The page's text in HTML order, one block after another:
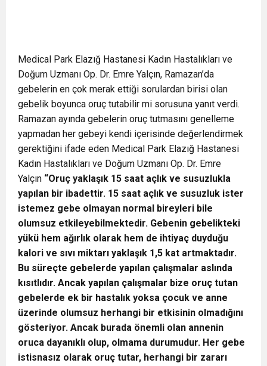
Medical Park Elazığ Hastanesi Kadın Hastalıkları ve
Doğum Uzmanı Op. Dr. Emre Yalçın, Ramazan’da
gebelerin en çok merak ettiği sorulardan birisi olan
gebelik boyunca oruç tutabilir mi sorusuna yanıt verdi.
Ramazan ayında gebelerin oruç tutmasını genelleme
yapmadan her gebeyi kendi içerisinde değerlendirmek
gerektiğini ifade eden Medical Park Elazığ Hastanesi
Kadın Hastalıkları ve Doğum Uzmanı Op. Dr. Emre
Yalçın “Oruç yaklaşık 15 saat açlık ve susuzlukla
yapılan bir ibadettir. 15 saat açlık ve susuzluk ister
istemez gebe olmayan normal bireyleri bile
olumsuz etkileyebilmektedir. Gebenin gebelikteki
yükü hem ağırlık olarak hem de ihtiyaç duyduğu
kalori ve sıvı miktarı yaklaşık 1,5 kat artmaktadır.
Bu süreçte gebelerde yapılan çalışmalar aslında
kısıtlıdır. Ancak yapılan çalışmalar bize oruç tutan
gebelerde ek bir hastalık yoksa çocuk ve anne
üzerinde olumsuz herhangi bir etkisinin olmadığını
gösteriyor. Ancak burada önemli olan annenin
oruca dayanıklı olup, olmama durumudur. Her gebe
istisnasız olarak oruç tutar, herhangi bir zararı